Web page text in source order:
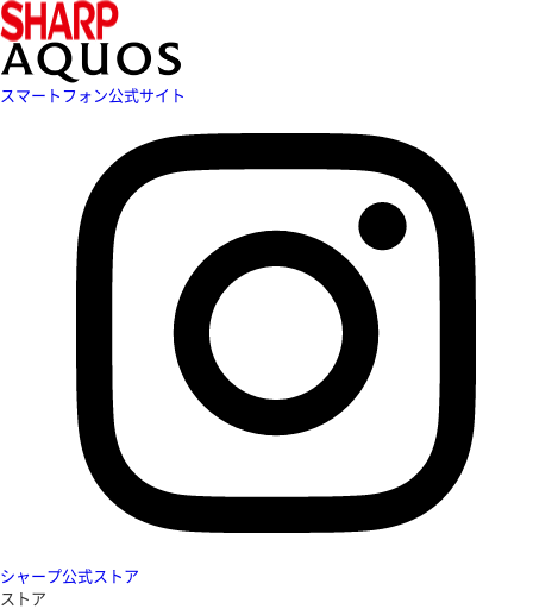
スマートフォン公式サイト
シャープ公式ストア
ストア